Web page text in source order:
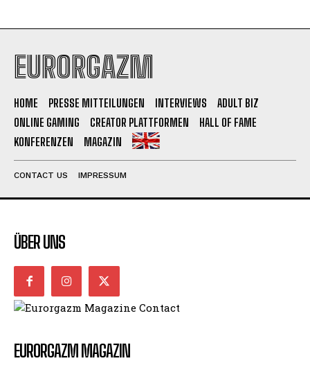
EURORGAZM
HOME PRESSE MITTEILUNGEN INTERVIEWS
ADULT BIZ
ONLINE GAMING
CREATOR PLATTFORMEN
HALL OF FAME
KONFERENZEN
MAGAZIN
CONTACT US IMPRESSUM
ÜBER UNS
EURORGAZM MAGAZIN